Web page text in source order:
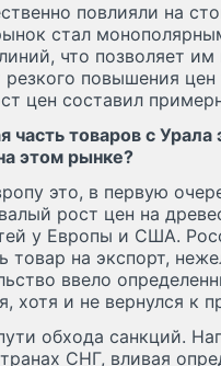
повлияли на
стал
что позволяет им
повышения цен
цен составил
товаров с Урала
этом рынке?
это, в первую
рост цен на
у Европы и США.
товар на экспорт,
ввело
хотя и не вернулся к
обхода санкций.
СНГ, вливая